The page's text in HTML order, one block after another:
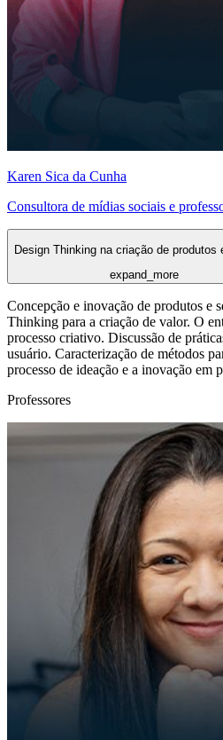
Karen Sica da Cunha
Consultora de mídias sociais e
Design Thinking na criação de produtos
expand_more
Concepção e inovação de produtos e
Thinking para a criação de valor. O
processo criativo. Discussão de
usuário. Caracterização de métodos
processo de ideação e a inovação em
Professores